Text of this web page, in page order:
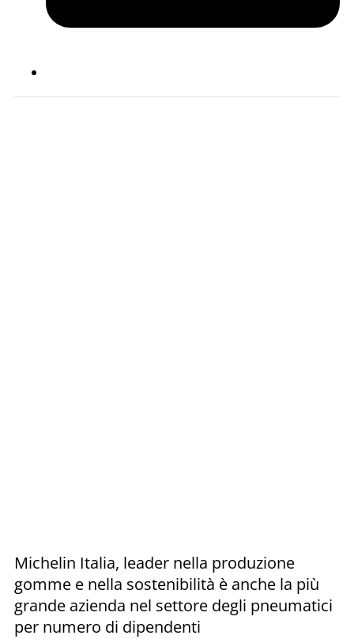
Michelin Italia, leader nella produzione
gomme e nella sostenibilità è anche la più
grande azienda nel settore degli pneumatici
per numero di dipendenti